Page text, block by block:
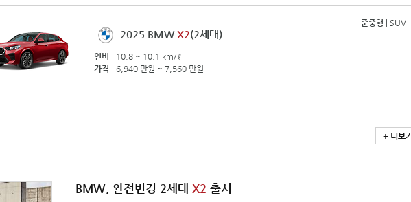
2025 BMWX2(2세대)
연비
10.8 ~ 10.1 km/ℓ
가격
6,940 만원 ~ 7,560 만원
준중형 | SUV
+ 더보기
BMW, 완전변경 2세대 X2 출시